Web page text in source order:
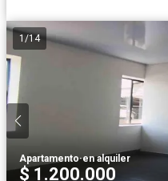
1 /14
Apartamento·en alquiler
$ 1.200.000